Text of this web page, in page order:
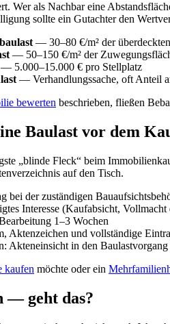
Wer als Nachbar eine
sollte ein Gutachter den
— 30–80 €/m² der
— 50–150 €/m² der
— 5.000–15.000 € pro Stellplatz
— Verhandlungssache, oft Anteil
bewerten beschrieben, fließen
Baulast vor dem
„blinde Fleck“ beim
auf den Tisch.
bei der zuständigen
Interesse (Kaufabsicht, Vollmacht
1–3 Wochen
Aktenzeichen und vollständige
Akteneinsicht in den Baulastvorgang
kaufen möchte oder ein
— geht das?